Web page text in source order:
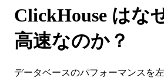
ClickHouse はな
高速なのか？
データベースのパフォーマンスを